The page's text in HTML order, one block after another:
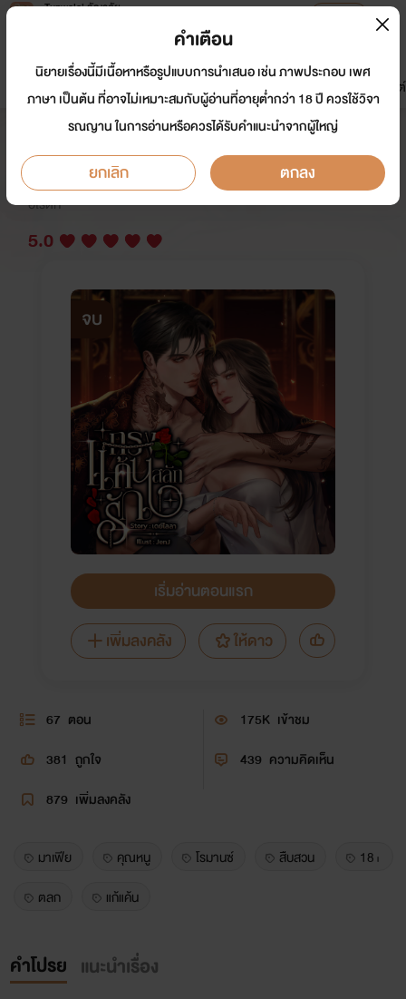
Tunwalai ธัญวลัย
หน้าแรก นิยาย อีบุ๊ก การ์ตูน
มาใหม่
ดรีมแชท ธัญลิสต์
กรงแค้นสลักรัก
นักเขียน: เดย์ไลลา นักวาด: JenJ
อีโรติก
5.0
จบ
เริ่มอ่านตอนแรก
เพิ่มลงคลัง
ให้ดาว
67 ตอน 175K เข้าชม
381 ถูกใจ 439 ความคิดเห็น
879 เพิ่มลงคลัง
มาเฟีย คุณหนู โรมานซ์ สืบสวน
18+
ตลก
แก้แค้น
คำโปรย แนะนำเรื่อง
คำเตือน
นิยายเรื่องนี้มีเนื้อหาหรือรูปแบบการนำเสนอ เช่น ภาพประกอบ เพศ
ภาษา เป็นต้น ที่อาจไม่เหมาะสมกับผู้อ่านที่อายุต่ำกว่า 18 ปี ควรใช้วิจา
รณญาน ในการอ่านหรือควรได้รับคำแนะนำจากผู้ใหญ่
ยกเลิก ตกลง